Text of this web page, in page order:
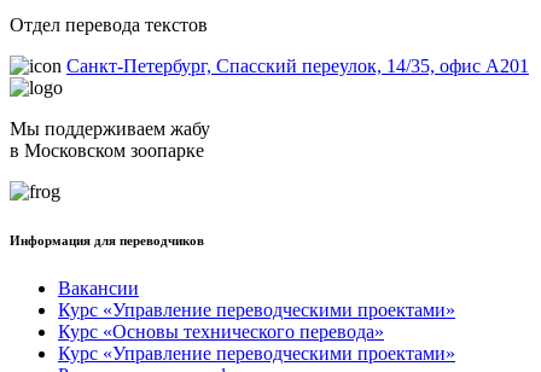
Отдел перевода текстов
Санкт-Петербург, Спасский переулок, 14/35, офис А201
Мы поддерживаем жабу
в Московском зоопарке
Информация для переводчиков
Вакансии
Курс «Управление переводческими проектами»
Курс «Основы технического перевода»
Курс «Управление переводческими проектами»